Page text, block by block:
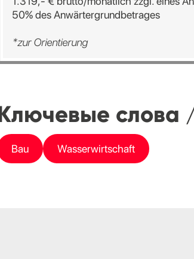
50% des Anwärtergrundbetrages
*zur Orientierung
слова
Bau Wasserwirtschaft